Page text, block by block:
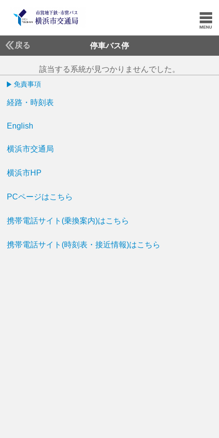
戻る 停車バス停
該当する系統が見つかりませんでした。
免責事項
経路・時刻表
English
横浜市交通局
横浜市HP
PCページはこちら
携帯電話サイト(乗換案内)はこちら
携帯電話サイト(時刻表・接近情報)はこちら